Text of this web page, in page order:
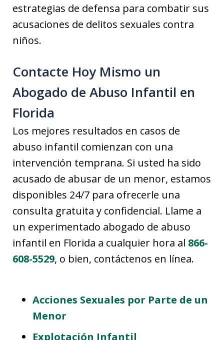
estrategias de defensa para combatir sus
acusaciones de delitos sexuales contra
niños.
Contacte Hoy Mismo un
Abogado de Abuso Infantil en
Florida
Los mejores resultados en casos de
abuso infantil comienzan con una
intervención temprana. Si usted ha sido
acusado de abusar de un menor, estamos
disponibles 24/7 para ofrecerle una
consulta gratuita y confidencial. Llame a
un experimentado abogado de abuso
infantil en Florida a cualquier hora al 866-
608-5529, o bien, contáctenos en línea.
Acciones Sexuales por Parte de un
Menor
Explotación Infantil